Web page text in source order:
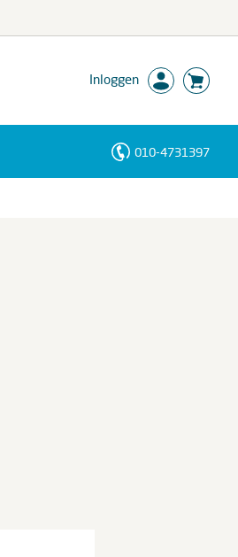
Inloggen
010-4731397